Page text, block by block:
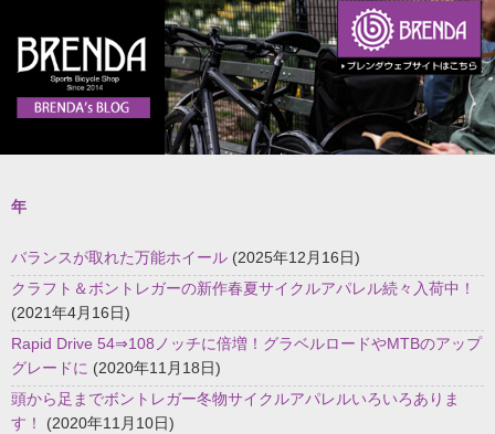
年
バランスが取れた万能ホイール (2025年12月16日)
クラフト＆ボントレガーの新作春夏サイクルアパレル続々入荷中！
(2021年4月16日)
Rapid Drive 54⇒108ノッチに倍増！グラベルロードやMTBのアップ
グレードに (2020年11月18日)
頭から足までボントレガー冬物サイクルアパレルいろいろありま
す！
(2020年11月10日)